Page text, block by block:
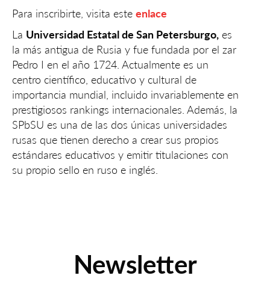
Para inscribirte, visita este enlace
La Universidad Estatal de San Petersburgo, es
la más antigua de Rusia y fue fundada por el zar
Pedro I en el año 1724. Actualmente es un
centro científico, educativo y cultural de
importancia mundial, incluido invariablemente en
prestigiosos rankings internacionales. Además, la
SPbSU es una de las dos únicas universidades
rusas que tienen derecho a crear sus propios
estándares educativos y emitir titulaciones con
su propio sello en ruso e inglés.
Newsletter